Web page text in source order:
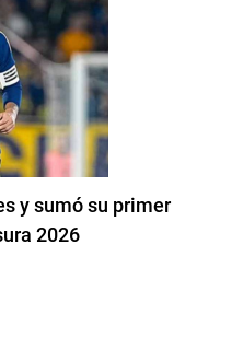
y sumó su primer
2026